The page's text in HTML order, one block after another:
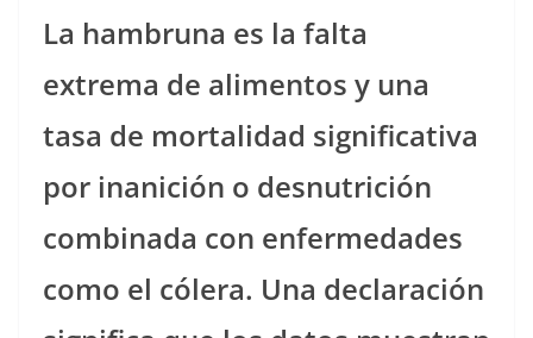
La hambruna es la falta
extrema de alimentos y una
tasa de mortalidad significativa
por inanición o desnutrición
combinada con enfermedades
como el cólera. Una declaración